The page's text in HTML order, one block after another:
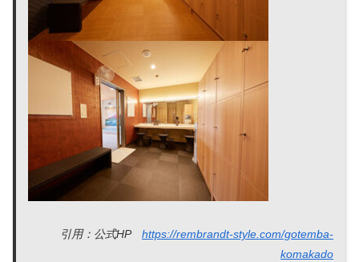
引用：公式HP https://rembrandt-style.com/gotemba-
komakado